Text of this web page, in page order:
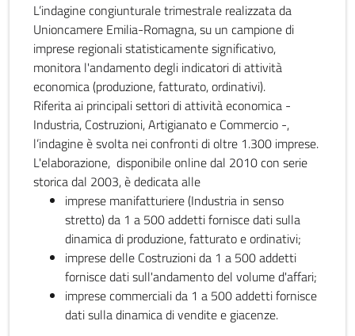
L’indagine congiunturale trimestrale realizzata da
Unioncamere Emilia-Romagna, su un campione di
imprese regionali statisticamente significativo,
monitora l'andamento degli indicatori di attività
economica (produzione, fatturato, ordinativi).
Riferita ai principali settori di attività economica -
Industria, Costruzioni, Artigianato e Commercio -,
l’indagine è svolta nei confronti di oltre 1.300 imprese.
L'elaborazione, disponibile online dal 2010 con serie
storica dal 2003, è dedicata alle
imprese manifatturiere (Industria in senso
stretto) da 1 a 500 addetti fornisce dati sulla
dinamica di produzione, fatturato e ordinativi;
imprese delle Costruzioni da 1 a 500 addetti
fornisce dati sull'andamento del volume d'affari;
imprese commerciali da 1 a 500 addetti fornisce
dati sulla dinamica di vendite e giacenze.